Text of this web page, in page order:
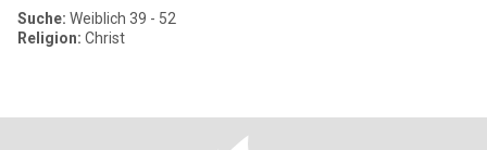
Suche: Weiblich 39 - 52
Religion: Christ